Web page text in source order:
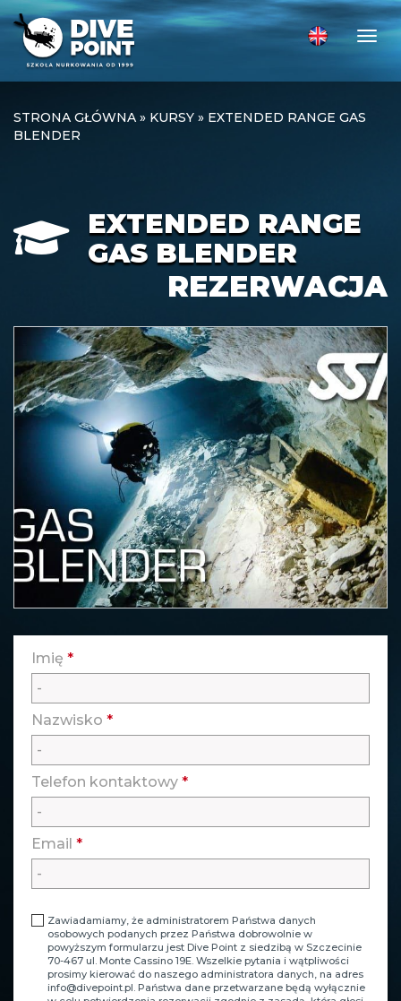
STRONA GŁÓWNA » KURSY » EXTENDED RANGE GAS
BLENDER
EXTENDED RANGE
GAS BLENDER
REZERWACJA
Imię *
Nazwisko *
Telefon kontaktowy *
Email *
Zawiadamiamy, że administratorem Państwa danych
osobowych podanych przez Państwa dobrowolnie w
powyższym formularzu jest Dive Point z siedzibą w Szczecinie
70-467 ul. Monte Cassino 19E. Wszelkie pytania i wątpliwości
prosimy kierować do naszego administratora danych, na adres
info@divepoint.pl. Państwa dane przetwarzane będą wyłącznie